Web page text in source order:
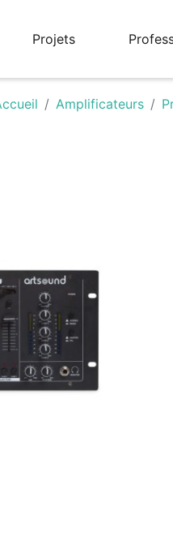
Projets
Amplificateurs